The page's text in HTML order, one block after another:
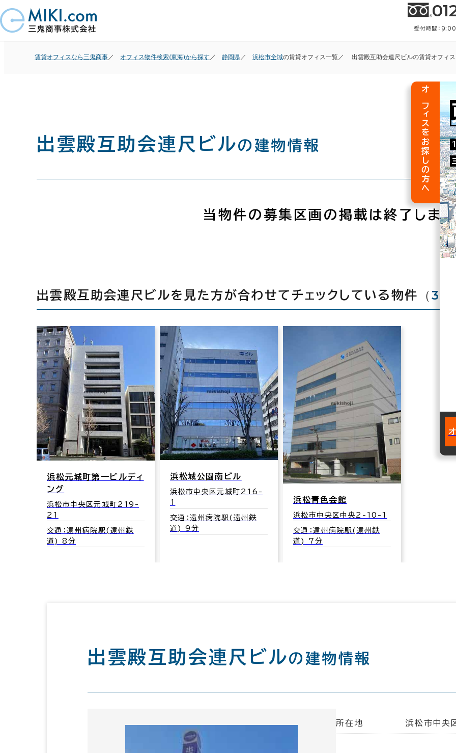
受付時間：
賃貸オフィスなら三鬼商事 オフィス物件検索(東海)から探す 静岡県 浜松市全域の賃貸オフィス一覧 出雲殿互助会連尺ビルの賃貸オフィス
出雲殿互助会連尺ビルの建物情報
当物件の募集区画の掲載は終了しまし
出雲殿互助会連尺ビルを見た方が合わせてチェックしている物件 （3
浜松元城町第一ビルディ
ング
浜松市中央区元城町219-
21
交通：遠州病院駅(遠州鉄
道) 8分
浜松城公園南ビル
浜松市中央区元城町216-
1
交通：遠州病院駅(遠州鉄
道) 9分
浜松青色会館
浜松市中央区中央2-10-1
交通：遠州病院駅(遠州鉄
道) 7分
出雲殿互助会連尺ビルの建物情報
所在地 浜松市中
オフィスをお探しの方へ